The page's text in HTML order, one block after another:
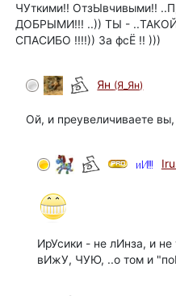
ЧУткими!! ОтзЫвчивыми!!
ДОБРЫМИ!!! ..)) ТЫ -
СПАСИБО !!!!)) За фсЁ !! )))
Ян (Я_Ян)
Ой, и преувеличиваете
ИрУсики - не лИнза, и
вИжУ, ЧУЮ, ..о том и